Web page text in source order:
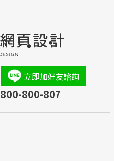
立即加好友諮詢
800-807